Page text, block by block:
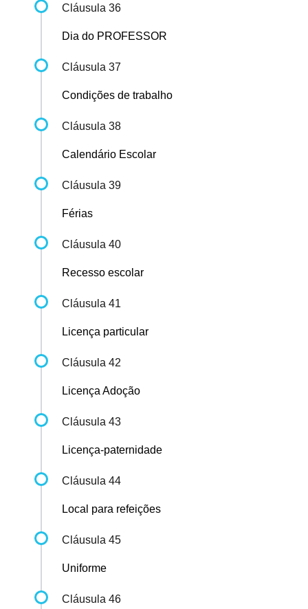
Cláusula 36
Dia do PROFESSOR
Cláusula 37
Condições de trabalho
Cláusula 38
Calendário Escolar
Cláusula 39
Férias
Cláusula 40
Recesso escolar
Cláusula 41
Licença particular
Cláusula 42
Licença Adoção
Cláusula 43
Licença-paternidade
Cláusula 44
Local para refeições
Cláusula 45
Uniforme
Cláusula 46